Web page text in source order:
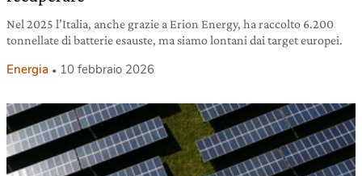
Nel 2025 l’Italia, anche grazie a Erion Energy, ha raccolto 6.200
tonnellate di batterie esauste, ma siamo lontani dai target europei.
Energia 10 febbraio 2026